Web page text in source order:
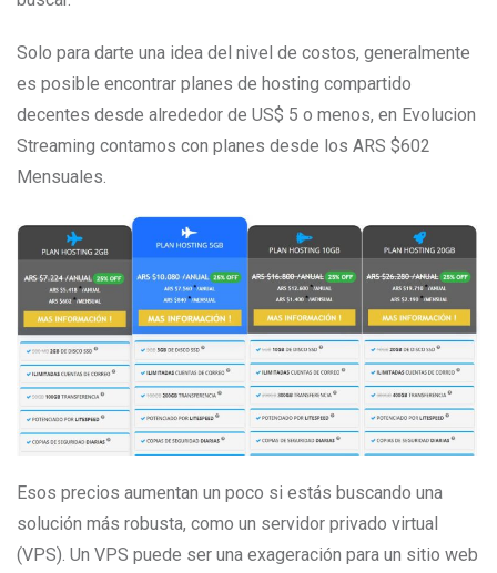
Solo para darte una idea del nivel de costos, generalmente
es posible encontrar planes de hosting compartido
decentes desde alrededor de US$ 5 o menos, en Evolucion
Streaming contamos con planes desde los ARS $602
Mensuales.
Esos precios aumentan un poco si estás buscando una
solución más robusta, como un servidor privado virtual
(VPS). Un VPS puede ser una exageración para un sitio web